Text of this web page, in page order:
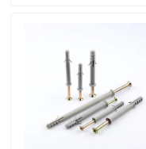
Vídeos
Quem Somos